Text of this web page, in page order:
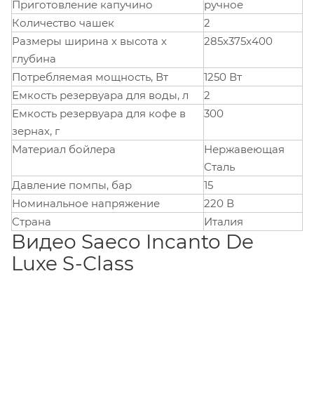
Приготовление капучино
ручное
Количество чашек
2
Размеры ширина х высота х
глубина
285x375x400
Потребляемая мощность, Вт
1250 Вт
Емкость резервуара для воды, л
2
Емкость резервуара для кофе в
зернах, г
300
Материал бойлера
Нержавеющая
Сталь
Давление помпы, бар
15
Номинальное напряжение
220 В
Страна
Италия
Видео Saeco Incanto De
Luxe S-Class